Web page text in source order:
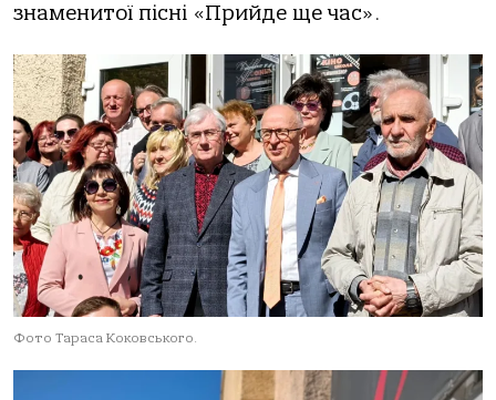
знаменитої пісні «Прийде ще час».
Фото Тараса Коковського.